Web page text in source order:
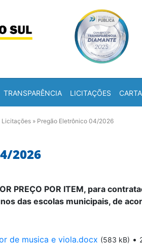
TRANSPARÊNCIA LICITAÇÕES
Licitações » Pregão Eletrônico 04/2026
2026
PREÇO POR ITEM, para
das escolas municipais, de
de musica e viola.docx (583 kB) •